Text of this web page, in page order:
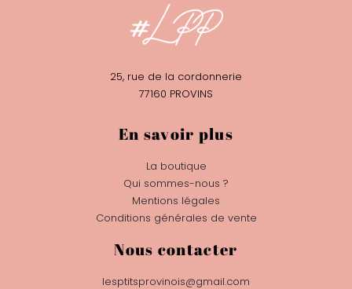
25, rue de la cordonnerie
77160 PROVINS
En savoir plus
La boutique
Qui sommes-nous ?
Mentions légales
Conditions générales de vente
Nous contacter
lesptitsprovinois@gmail.com